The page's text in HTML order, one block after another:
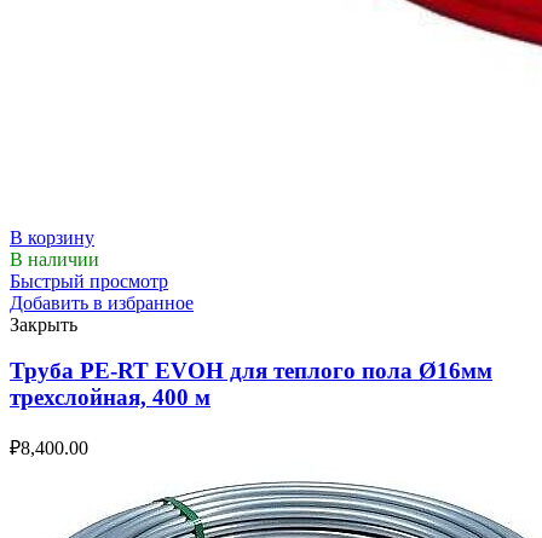
В корзину
В наличии
Быстрый просмотр
Добавить в избранное
Закрыть
Труба PE-RT EVOH для теплого пола Ø16мм
трехслойная, 400 м
₽8,400.00